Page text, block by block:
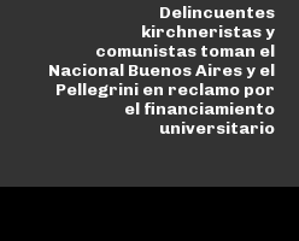
Delincuentes
kirchneristas y
comunistas toman el
Nacional Buenos Aires y el
Pellegrini en reclamo por
el financiamiento
universitario